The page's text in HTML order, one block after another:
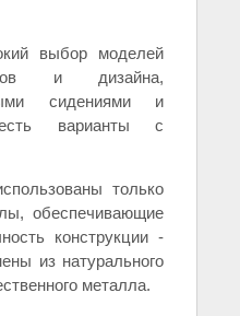
выбор моделей
и дизайна,
сидениями и
варианты с
только
обеспечивающие
конструкции -
из натурального
металла.